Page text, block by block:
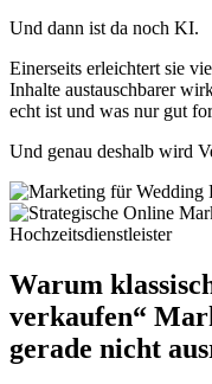
Und dann ist da noch KI.
Einerseits erleichtert sie
Inhalte austauschbarer
echt ist und was nur gut
Und genau deshalb wird
Warum
verkaufen“
gerade nicht